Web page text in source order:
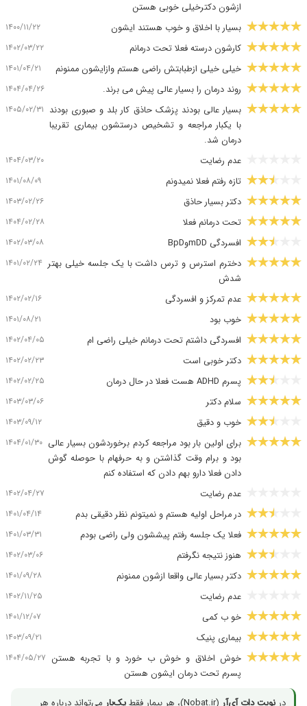
ازشون دکترخیلی خوبی هستن
بسیار با اخلاق و خوب هستند ایشون ۱۴۰۰/۱۱/۲۲
کارشون درسته فعلا تحت درمانم ۱۴۰۲/۰۳/۲۲
خیلی خیلی ازطبابتش راضی هستم وازایشون ممنونم ۱۴۰۱/۰۴/۲۱
روند درمان را بسیار عالی پیش می برند. ۱۴۰۴/۰۴/۲۶
بسیار عالی بودند پزشک حاذق کار بلد و صبوری بودند
با یکبار مراجعه و تشخیص درستشون بیماری تقریبا
درمان شد.
۱۴۰۵/۰۲/۳۱
عدم رضایت ۱۴۰۴/۰۳/۲۰
تازه رفتم فعلا نمیدونم ۱۴۰۱/۰۸/۰۹
دکتر بسیار حاذق ۱۴۰۳/۰۲/۲۶
تحت درمانم فعلا ۱۴۰۴/۰۲/۲۸
افسردگی mDDوBpD ۱۴۰۲/۰۳/۰۸
دخترم استرس و ترس داشت با یک جلسه خیلی بهتر
شدش
۱۴۰۱/۰۲/۲۴
عدم تمرکز و افسردگی ۱۴۰۲/۰۲/۱۶
خوب بود ۱۴۰۱/۰۸/۲۱
افسردگی داشتم تحت درمانم خیلی راضی ام ۱۴۰۲/۰۴/۰۵
دکتر خوبی است ۱۴۰۲/۰۲/۲۳
پسرم ADHD هست فعلا در حال درمان ۱۴۰۲/۰۲/۲۵
سلام دکتر ۱۴۰۳/۰۳/۰۶
خوب و دقیق ۱۴۰۳/۰۹/۱۲
برای اولین بار بود مراجعه کردم برخوردشون بسیار عالی
بود و برام وقت گذاشتن و به حرفهام با حوصله گوش
دادن فعلا دارو بهم دادن که استفاده کنم
۱۴۰۴/۰۱/۳۰
عدم رضایت ۱۴۰۲/۰۴/۲۷
در مراحل اولیه هستم و نمیتونم نظر دقیقی بدم ۱۴۰۱/۰۴/۱۴
فعلا یک جلسه رفتم پیششون ولی راضی بودم ۱۴۰۱/۰۳/۳۱
هنوز نتیجه نگرفتم ۱۴۰۲/۰۳/۰۶
دکتر بسیار عالی واقعا ازشون ممنونم ۱۴۰۱/۰۹/۲۸
عدم رضایت ۱۴۰۲/۱۱/۲۵
خو ب کمی ۱۴۰۱/۱۲/۰۷
بیماری پنیک ۱۴۰۳/۰۹/۲۱
خوش اخلاق و خوش ب خورد و با تجربه هستن
پسرم تحت درمان ایشون هستن
۱۴۰۴/۰۵/۲۷
در نوبت دات آی‌آر (Nobat.ir)، هر بیمار فقط یک‌بار می‌تواند درباره هر